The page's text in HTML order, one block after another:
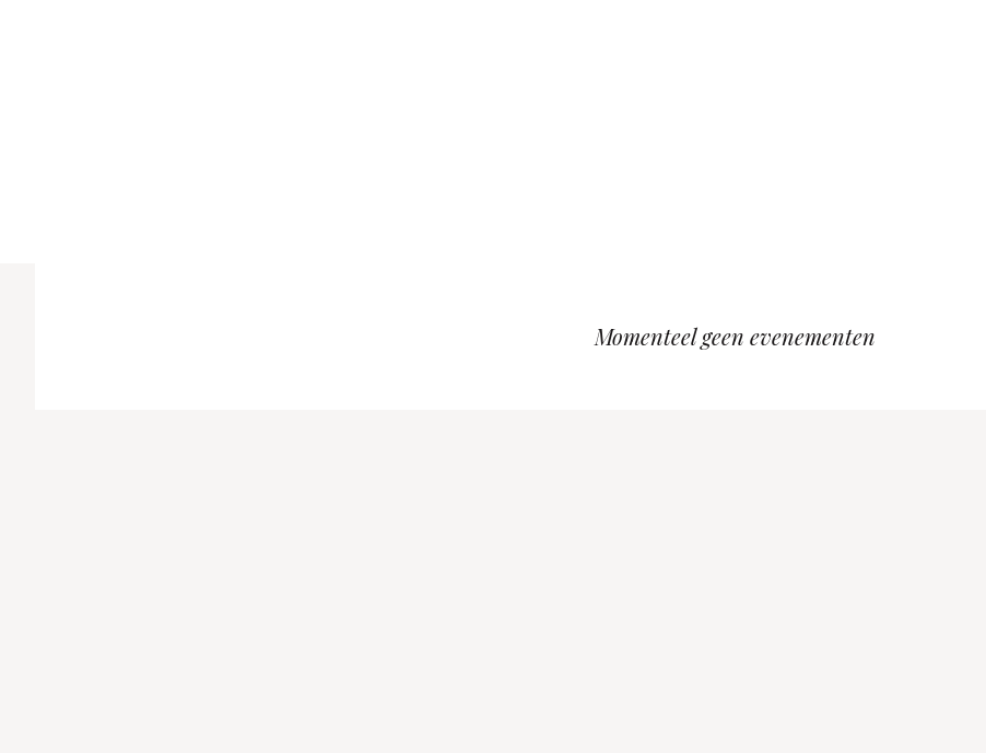
Momenteel geen evenementen